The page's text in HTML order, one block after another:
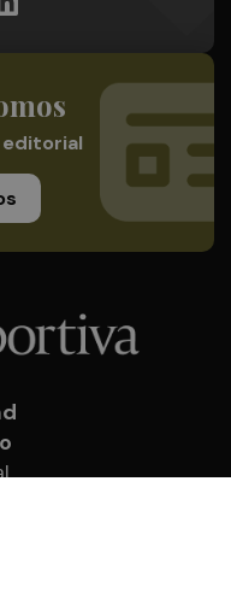
editorial